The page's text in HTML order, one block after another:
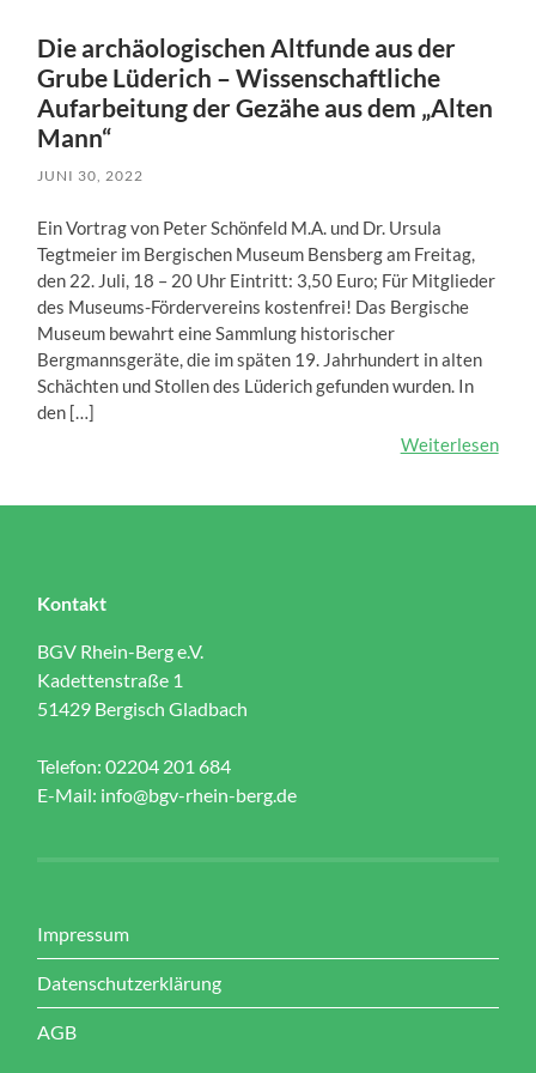
Die archäologischen Altfunde aus der
Grube Lüderich – Wissenschaftliche
Aufarbeitung der Gezähe aus dem „Alten
Mann“
JUNI 30, 2022
Ein Vortrag von Peter Schönfeld M.A. und Dr. Ursula
Tegtmeier im Bergischen Museum Bensberg am Freitag,
den 22. Juli, 18 – 20 Uhr Eintritt: 3,50 Euro; Für Mitglieder
des Museums-Fördervereins kostenfrei! Das Bergische
Museum bewahrt eine Sammlung historischer
Bergmannsgeräte, die im späten 19. Jahrhundert in alten
Schächten und Stollen des Lüderich gefunden wurden. In
den […]
Weiterlesen
Kontakt
BGV Rhein-Berg e.V.
Kadettenstraße 1
51429 Bergisch Gladbach
Telefon: 02204 201 684
E-Mail: info@bgv-rhein-berg.de
Impressum
Datenschutzerklärung
AGB